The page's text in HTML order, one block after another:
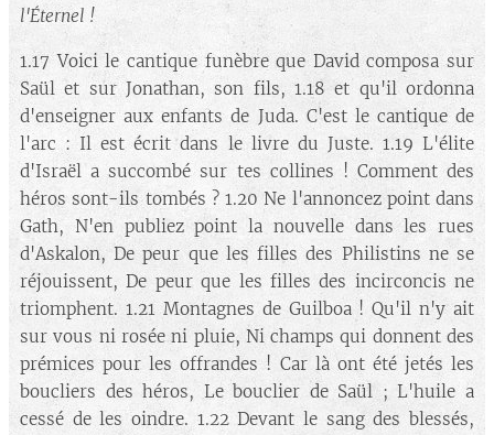
l'Éternel !
1.17 Voici le cantique funèbre que David composa sur
Saül et sur Jonathan, son fils, 1.18 et qu'il ordonna
d'enseigner aux enfants de Juda. C'est le cantique de
l'arc : Il est écrit dans le livre du Juste. 1.19 L'élite
d'Israël a succombé sur tes collines ! Comment des
héros sont-ils tombés ? 1.20 Ne l'annoncez point dans
Gath, N'en publiez point la nouvelle dans les rues
d'Askalon, De peur que les filles des Philistins ne se
réjouissent, De peur que les filles des incirconcis ne
triomphent. 1.21 Montagnes de Guilboa ! Qu'il n'y ait
sur vous ni rosée ni pluie, Ni champs qui donnent des
prémices pour les offrandes ! Car là ont été jetés les
boucliers des héros, Le bouclier de Saül ; L'huile a
cessé de les oindre. 1.22 Devant le sang des blessés,